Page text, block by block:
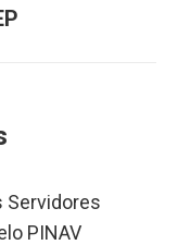
Servidores
PINAV